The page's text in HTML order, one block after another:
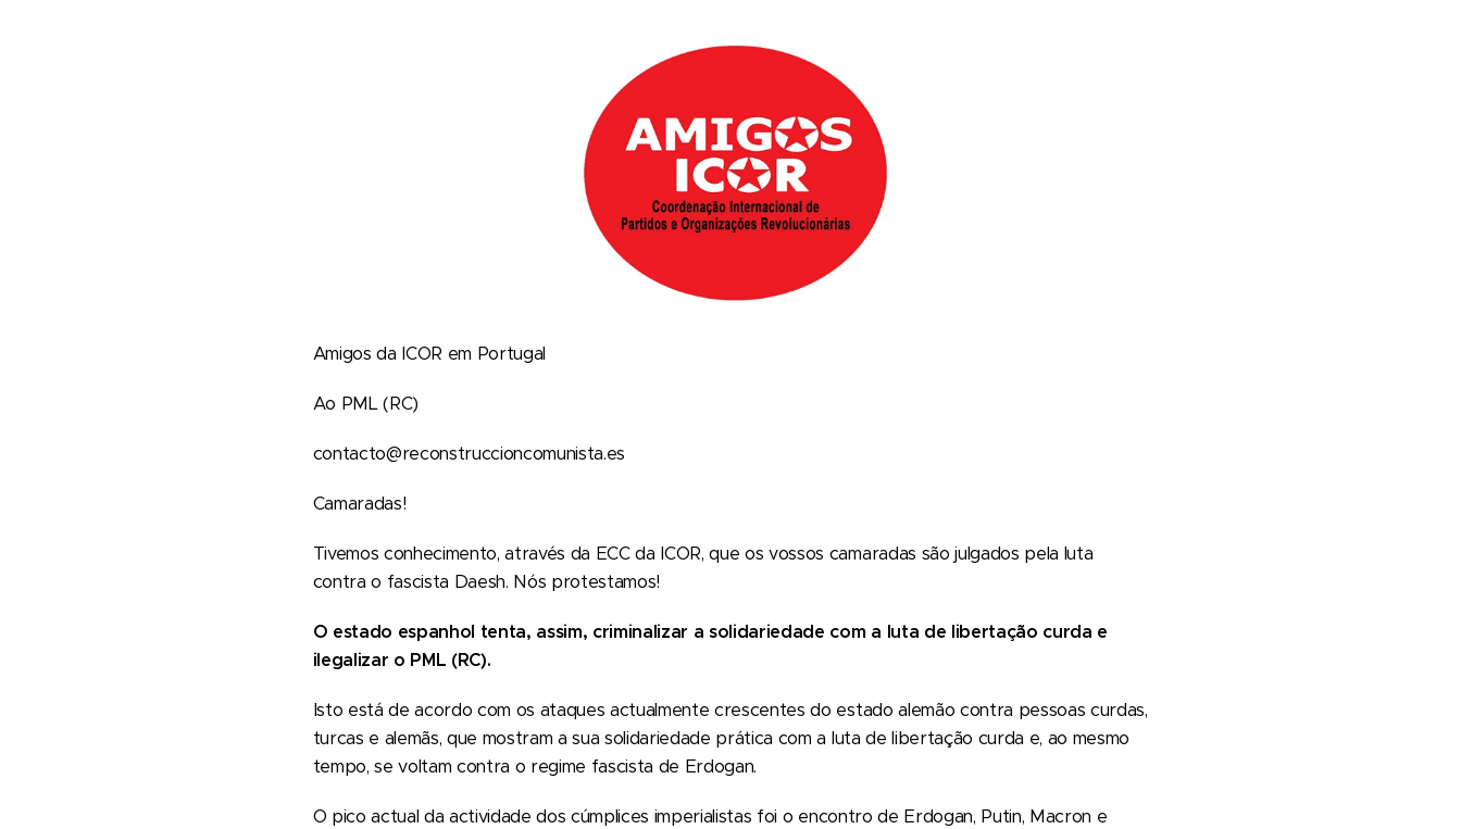
Amigos da ICOR em Portugal
Ao PML (RC)
contacto@reconstruccioncomunista.es
Camaradas!
Tivemos conhecimento, através da ECC da ICOR, que os vossos camaradas são julgados pela luta
contra o fascista Daesh. Nós protestamos!
O estado espanhol tenta, assim, criminalizar a solidariedade com a luta de libertação curda e
ilegalizar o PML (RC).
Isto está de acordo com os ataques actualmente crescentes do estado alemão contra pessoas curdas,
turcas e alemãs, que mostram a sua solidariedade prática com a luta de libertação curda e, ao mesmo
tempo, se voltam contra o regime fascista de Erdogan.
O pico actual da actividade dos cúmplices imperialistas foi o encontro de Erdogan, Putin, Macron e